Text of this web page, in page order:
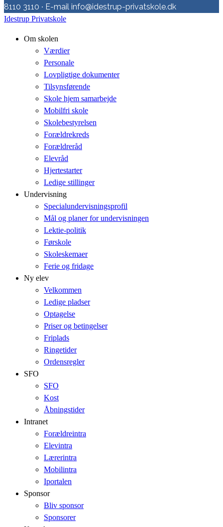
8110 3110 ∙ E-mail info@idestrup-privatskole.dk
Idestrup Privatskole
Om skolen
Værdier
Personale
Lovpligtige dokumenter
Tilsynsførende
Skole hjem samarbejde
Mobilfri skole
Skolebestyrelsen
Forældrekreds
Forældreråd
Elevråd
Hjertestarter
Ledige stillinger
Undervisning
Specialundervisningsprofil
Mål og planer for undervisningen
Lektie-politik
Førskole
Skoleskemaer
Ferie og fridage
Ny elev
Velkommen
Ledige pladser
Optagelse
Priser og betingelser
Friplads
Ringetider
Ordensregler
SFO
SFO
Kost
Åbningstider
Intranet
Forældreintra
Elevintra
Lærerintra
Mobilintra
Iportalen
Sponsor
Bliv sponsor
Sponsorer